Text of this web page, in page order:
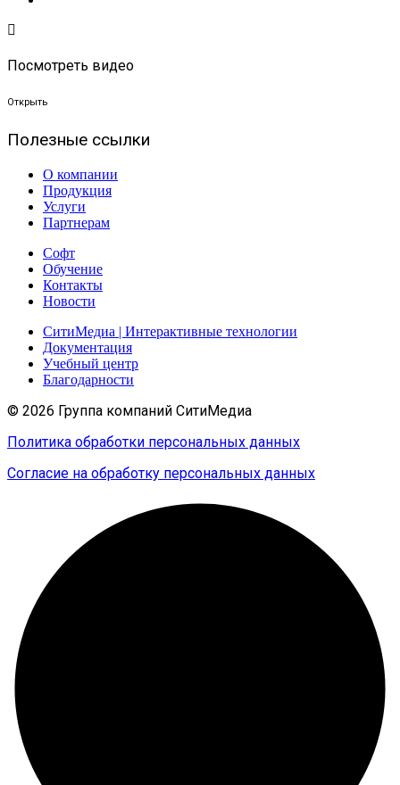
Посмотреть видео
Открыть
Полезные ссылки
О компании
Продукция
Услуги
Партнерам
Софт
Обучение
Контакты
Новости
СитиМедиа | Интерактивные технологии
Документация
Учебный центр
Благодарности
© 2026 Группа компаний СитиМедиа
Политика обработки персональных данных
Согласие на обработку персональных данных